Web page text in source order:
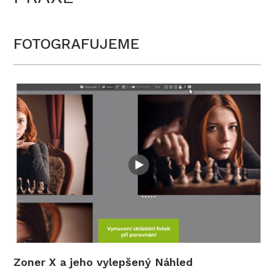
FOTOGRAFUJEME
Zoner X a jeho vylepšený Náhled